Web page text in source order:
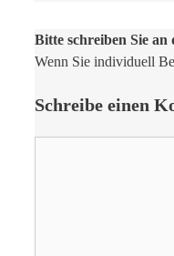
Bitte schreiben Sie an
Wenn Sie individuell
Schreibe einen